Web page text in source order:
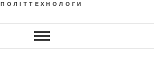
ПОЛІТТЕХНОЛОГИ